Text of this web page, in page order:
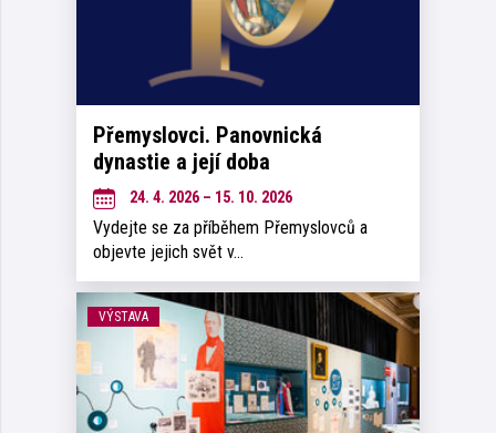
Přemyslovci. Panovnická
dynastie a její doba
24. 4. 2026 – 15. 10. 2026
Vydejte se za příběhem Přemyslovců a
objevte jejich svět v…
VÝSTAVA